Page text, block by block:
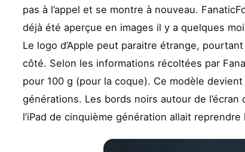
pas à l’appel et se montre à nouveau.
déjà été aperçue en images il y a quelques
Le logo d’Apple peut paraitre étrange,
côté. Selon les informations récoltées par
pour 100 g (pour la coque). Ce modèle
générations. Les bords noirs autour de
l’iPad de cinquième génération allait